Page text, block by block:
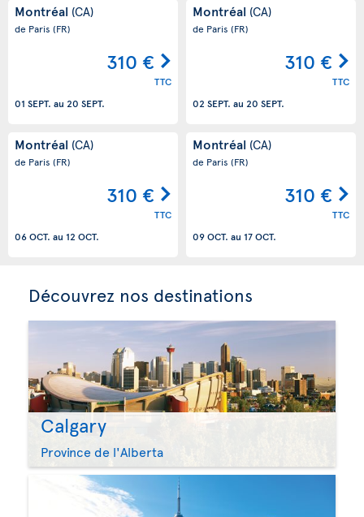
Montréal (CA)
de Paris (FR)
310 €
TTC
01 SEPT. au 20 SEPT.
Montréal (CA)
de Paris (FR)
310 €
TTC
02 SEPT. au 20 SEPT.
Montréal (CA)
de Paris (FR)
310 €
TTC
06 OCT. au 12 OCT.
Montréal (CA)
de Paris (FR)
310 €
TTC
09 OCT. au 17 OCT.
Découvrez nos destinations
Calgary
Province de l'Alberta